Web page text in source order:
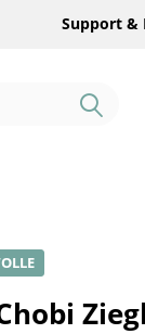
Support &